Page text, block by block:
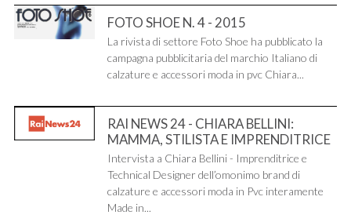
FOTO SHOE N. 4 - 2015
La rivista di settore Foto Shoe ha pubblicato la
campagna pubblicitaria del marchio Italiano di
calzature e accessori moda in pvc Chiara...
RAI NEWS 24 - CHIARA BELLINI:
MAMMA, STILISTA E IMPRENDITRICE
Intervista a Chiara Bellini - Imprenditrice e
Technical Designer dell’omonimo brand di
calzature e accessori moda in Pvc interamente
Made in...